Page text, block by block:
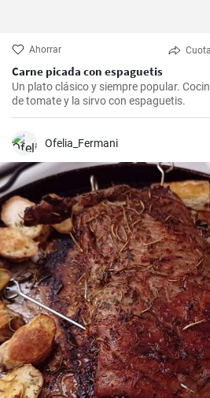
Ahorrar Cuota
Carne picada con espaguetis
Un plato clásico y siempre popular.
de tomate y la sirvo con espaguetis.
Ofelia_Fermani